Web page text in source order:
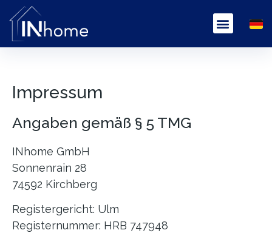
Impressum
Angaben gemäß § 5 TMG
INhome GmbH
Sonnenrain 28
74592 Kirchberg
Registergericht: Ulm
Registernummer: HRB 747948